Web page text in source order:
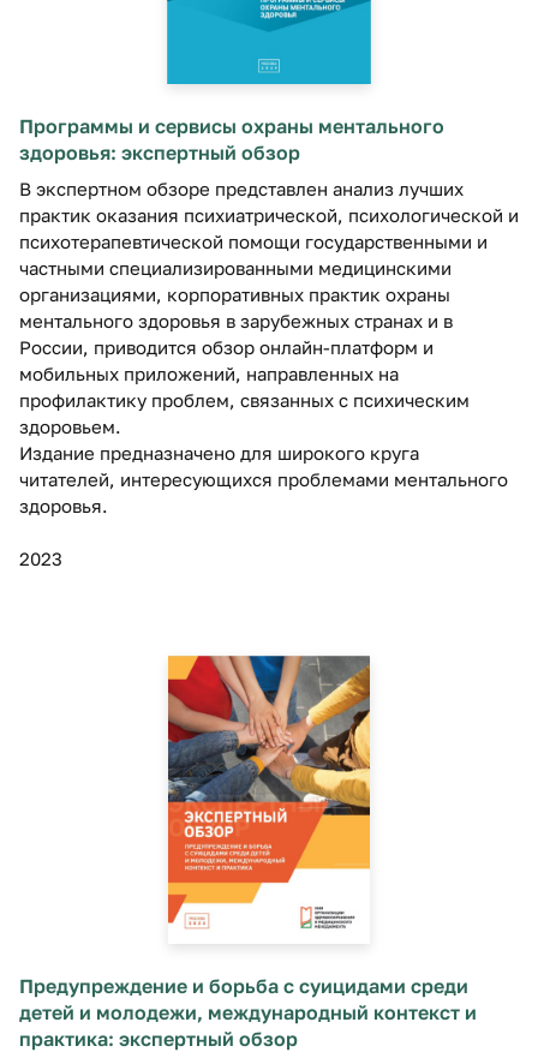
Программы и сервисы охраны ментального
здоровья: экспертный обзор
В экспертном обзоре представлен анализ лучших
практик оказания психиатрической, психологической и
психотерапевтической помощи государственными и
частными специализированными медицинскими
организациями, корпоративных практик охраны
ментального здоровья в зарубежных странах и в
России, приводится обзор онлайн-платформ и
мобильных приложений, направленных на
профилактику проблем, связанных с психическим
здоровьем.
Издание предназначено для широкого круга
читателей, интересующихся проблемами ментального
здоровья.
2023
Предупреждение и борьба с суицидами среди
детей и молодежи, международный контекст и
практика: экспертный обзор